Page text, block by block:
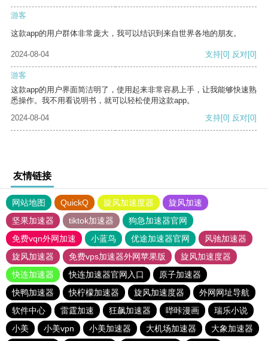
游客
这款app的用户群体非常庞大，我可以结识到来自世界各地的朋友。
2024-08-04 支持[0] 反对[0]
游客
这款app的用户界面简洁明了，使用起来非常容易上手，让我能够快速熟
悉操作。我不用看说明书，就可以轻松使用这款app。
2024-08-04
支持[0] 反对[0]
友情链接
网站地图 QuickQ 旋风加速度器
旋风加速
坚果加速器
tiktok加速器
狗急加速器官网
免费vqn外网加速
小蓝鸟 优途加速器官网
风驰加速器
旋风加速器
免费vps加速器外网苹果版
旋风加速度器
快连加速器
快连加速器官网入口
原子加速器
快鸭加速器
快柠檬加速器 旋风加速度器
外网网址导航
软件中心
雷霆加速 狂飙加速器 哔咔漫画
瑞乐小说
小美
小美vpn 小美加速器 大机场加速器
大象加速器